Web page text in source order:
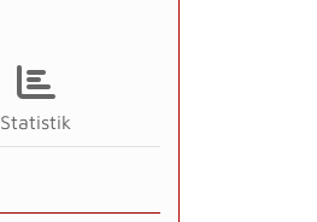
Statistik